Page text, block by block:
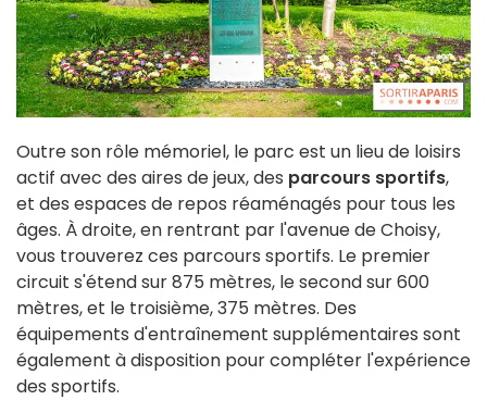
Outre son rôle mémoriel, le parc est un lieu de loisirs
actif avec des aires de jeux, des parcours sportifs,
et des espaces de repos réaménagés pour tous les
âges. À droite, en rentrant par l'avenue de Choisy,
vous trouverez ces parcours sportifs. Le premier
circuit s'étend sur 875 mètres, le second sur 600
mètres, et le troisième, 375 mètres. Des
équipements d'entraînement supplémentaires sont
également à disposition pour compléter l'expérience
des sportifs.